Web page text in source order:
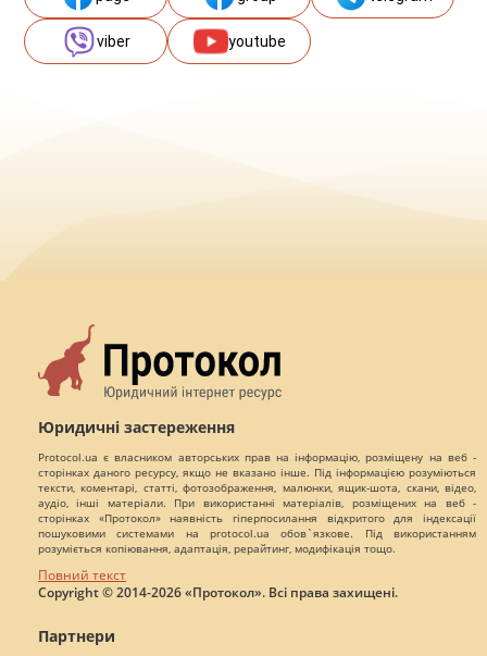
viber youtube
Юридичні застереження
Protocol.ua є власником авторських прав на інформацію, розміщену на веб -
сторінках даного ресурсу, якщо не вказано інше. Під інформацією розуміються
тексти, коментарі, статті, фотозображення, малюнки, ящик-шота, скани, відео,
аудіо, інші матеріали. При використанні матеріалів, розміщених на веб -
сторінках «Протокол» наявність гіперпосилання відкритого для індексації
пошуковими системами на protocol.ua обов`язкове. Під використанням
розуміється копіювання, адаптація, рерайтинг, модифікація тощо.
Повний текст
Copyright © 2014-2026 «Протокол». Всі права захищені.
Партнери